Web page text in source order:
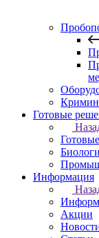
Готовые
Информация
Акции